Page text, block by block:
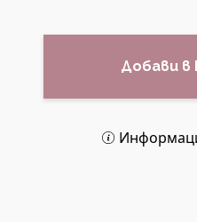
Добави в